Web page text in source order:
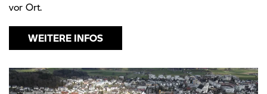
vor Ort.
WEITERE INFOS